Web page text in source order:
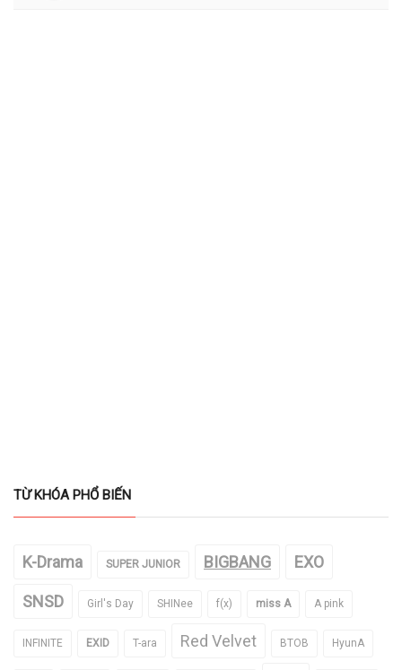
TỪ KHÓA PHỔ BIẾN
K-Drama SUPER JUNIOR BIGBANG EXO
SNSD Girl's Day SHINee f(x) miss A A pink
INFINITE EXID T-ara Red Velvet BTOB HyunA